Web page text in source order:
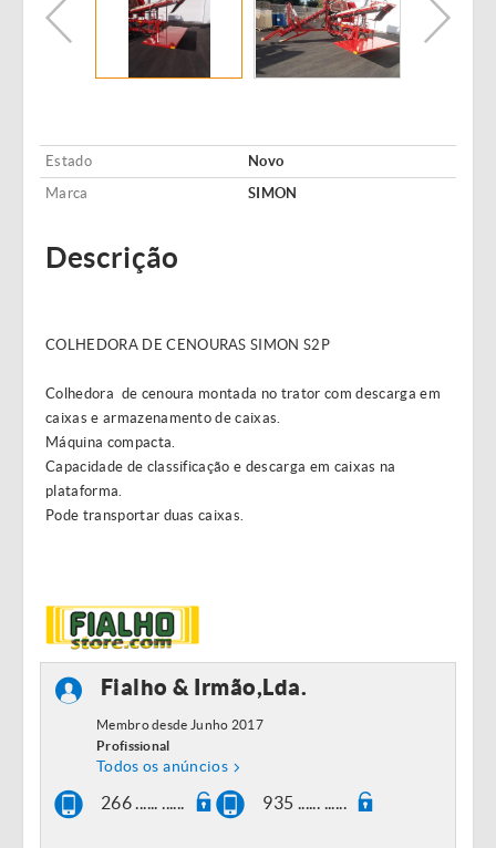
Estado
Novo
Marca
SIMON
Descrição
COLHEDORA DE CENOURAS SIMON S2P
Colhedora de cenoura montada no trator com descarga em
caixas e armazenamento de caixas.
Máquina compacta.
Capacidade de classificação e descarga em caixas na
plataforma.
Pode transportar duas caixas.
Fialho & Irmão,Lda.
Membro desde Junho 2017
Profissional
Todos os anúncios
266 ...... ...... 935 ...... ......